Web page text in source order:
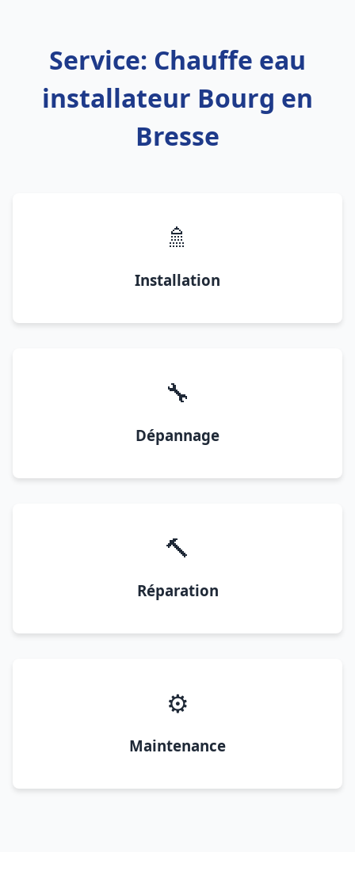
Service: Chauffe eau
installateur Bourg en
Bresse
🚿
Installation
🔧
Dépannage
🔨
Réparation
⚙️
Maintenance